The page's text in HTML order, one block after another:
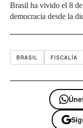
Brasil ha vivido el 8
democracia desde la
BRASIL FISCALÍA